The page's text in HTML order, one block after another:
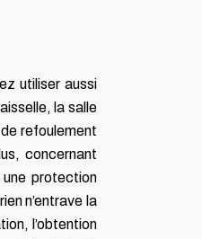
utiliser aussi
la salle
refoulement
concernant
protection
n’entrave la
l’obtention